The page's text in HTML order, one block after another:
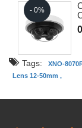
- 0%
Tags: XNO-
Lens 12-50mm ,